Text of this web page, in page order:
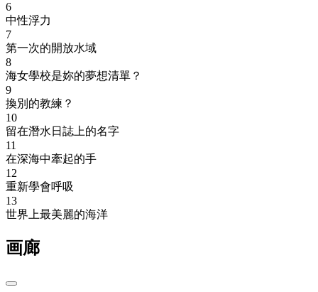
6
中性浮力
7
第一次的開放水域
8
海女學校是妳的夢想清單？
9
換別的教練？
10
留在潛水日誌上的名字
11
在深海中牽起的手
12
重新學會呼吸
13
世界上最美麗的海洋
画廊